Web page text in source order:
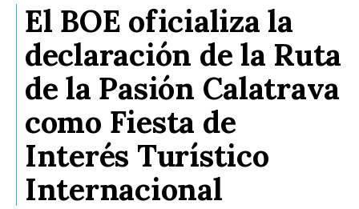
El BOE oficializa la
declaración de la Ruta
de la Pasión Calatrava
como Fiesta de
Interés Turístico
Internacional